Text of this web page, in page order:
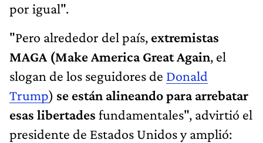
por igual".
"Pero alrededor del país, extremistas
MAGA (Make America Great Again, el
slogan de los seguidores de Donald
Trump) se están alineando para arrebatar
esas libertades fundamentales", advirtió el
presidente de Estados Unidos y amplió: